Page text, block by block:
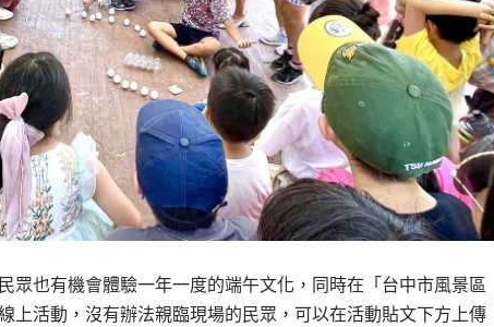
眾也有機會體驗一年一度的端午文化，同時在「台中市風景區
上活動，沒有辦法親臨現場的民眾，可以在活動貼文下方上傳